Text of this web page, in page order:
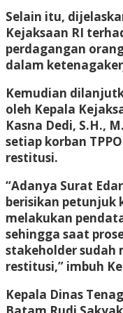
Selain itu,
Kejaksaan RI
perdagangan
dalam
Kemudian
oleh Kepala
Kasna Dedi, S.H.,
setiap korban
restitusi.
“Adanya Surat
berisikan petunjuk
melakukan
sehingga saat
stakeholder sudah
restitusi,” imbuh
Kepala Dinas